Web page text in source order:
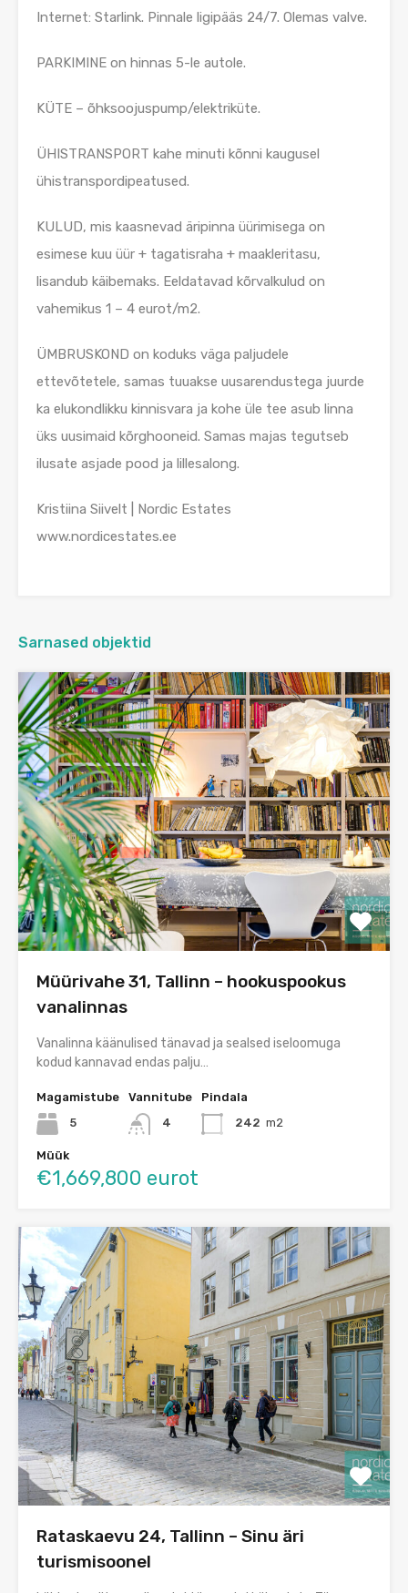
Internet: Starlink. Pinnale ligipääs 24/7. Olemas valve.
PARKIMINE on hinnas 5-le autole.
KÜTE – õhksoojuspump/elektriküte.
ÜHISTRANSPORT kahe minuti kõnni kaugusel
ühistranspordipeatused.
KULUD, mis kaasnevad äripinna üürimisega on
esimese kuu üür + tagatisraha + maakleritasu,
lisandub käibemaks. Eeldatavad kõrvalkulud on
vahemikus 1 – 4 eurot/m2.
ÜMBRUSKOND on koduks väga paljudele
ettevõtetele, samas tuuakse uusarendustega juurde
ka elukondlikku kinnisvara ja kohe üle tee asub linna
üks uusimaid kõrghooneid. Samas majas tegutseb
ilusate asjade pood ja lillesalong.
Kristiina Siivelt | Nordic Estates
www.nordicestates.ee
Sarnased objektid
Müürivahe 31, Tallinn – hookuspookus
vanalinnas
Vanalinna käänulised tänavad ja sealsed iseloomuga
kodud kannavad endas palju…
Magamistube
5
Vannitube
4
Pindala
242 m2
Müük
€1,669,800 eurot
Rataskaevu 24, Tallinn – Sinu äri
turismisoonel